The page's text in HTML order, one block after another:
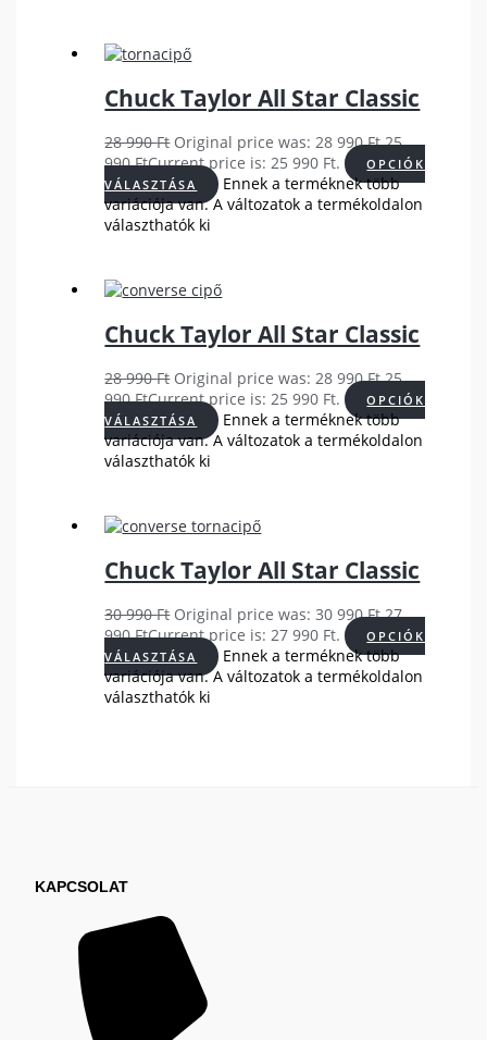
Chuck Taylor All Star Classic
28 990Ft Original price was: 28 990 Ft.25
990FtCurrent price is: 25 990 Ft.
OPCIÓK
VÁLASZTÁSA
Ennek a terméknek több
variációja van. A változatok a termékoldalon
választhatók ki
Chuck Taylor All Star Classic
28 990Ft Original price was: 28 990 Ft.25
990FtCurrent price is: 25 990 Ft.
OPCIÓK
VÁLASZTÁSA
Ennek a terméknek több
variációja van. A változatok a termékoldalon
választhatók ki
Chuck Taylor All Star Classic
30 990Ft Original price was: 30 990 Ft.27
990FtCurrent price is: 27 990 Ft.
OPCIÓK
VÁLASZTÁSA
Ennek a terméknek több
variációja van. A változatok a termékoldalon
választhatók ki
KAPCSOLAT